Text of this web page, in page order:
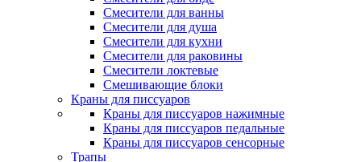
Смесители для ванны
Смесители для душа
Смесители для кухни
Смесители для раковины
Смесители локтевые
Смешивающие блоки
Краны для писсуаров
Краны для писсуаров нажимные
Краны для писсуаров педальные
Краны для писсуаров сенсорные
Трапы